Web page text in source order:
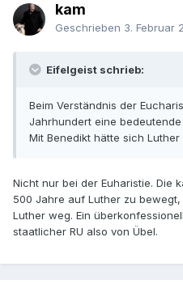
kam
Geschrieben 3. Februar
Eifelgeist schrieb:
Beim Verständnis der
Jahrhundert eine
Mit Benedikt hätte sich
Nicht nur bei der Euharistie. Die
500 Jahre auf Luther zu
Luther weg. Ein
staatlicher RU also von Übel.